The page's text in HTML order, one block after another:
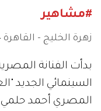
#مشاهير
زهرة الخليج - القاهرة
بدأت الفنانة
السينمائي الجديد
المصري أحمد